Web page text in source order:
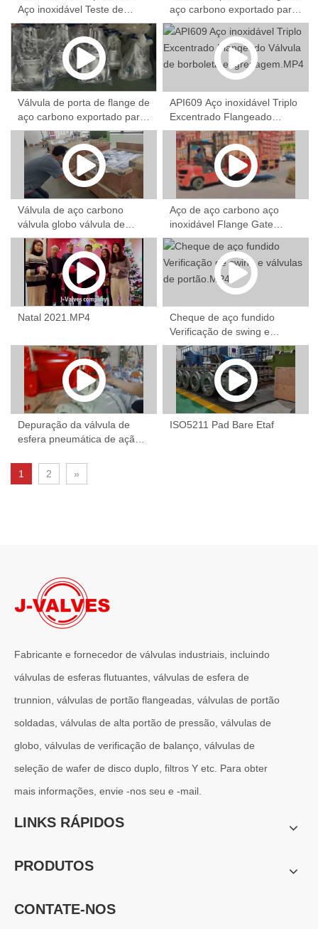
Aço inoxidável Teste de
pressão da válvula de porta
forjada.MP4
aço carbono exportado para
a Rússia.mp4
Válvula de porta de flange de
aço carbono exportado para
a Rússia.mp4
API609 Aço inoxidável Triplo
Excentrado Flangeado
Válvula de borboleta
engrenagem.MP4
Válvula de aço carbono
válvula globo válvula de
válvula de válvula de
retenção inspeção de
terceiros.mp4
Aço de aço carbono aço
inoxidável Flange Gate
Válvula entrega.MP4
Natal 2021.MP4
Cheque de aço fundido
Verificação de swing e
válvulas de portão.MP4
Depuração da válvula de
esfera pneumática de ação
ISO5211 Pad Bare Etaf
1 2 »
Fabricante e fornecedor de válvulas industriais, incluindo
válvulas de esferas flutuantes, válvulas de esfera de
trunnion, válvulas de portão flangeadas, válvulas de portão
soldadas, válvulas de alta portão de pressão, válvulas de
globo, válvulas de verificação de balanço, válvulas de
seleção de wafer de disco duplo, filtros Y etc. Para obter
mais informações, envie -nos seu e -mail.
LINKS RÁPIDOS
PRODUTOS
CONTATE-NOS